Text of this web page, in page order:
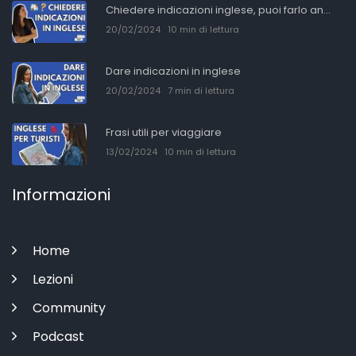
Chiedere indicazioni inglese, puoi farlo an...
20/02/2024 10 min di lettura
Dare indicazioni in inglese
20/02/2024 7 min di lettura
Frasi utili per viaggiare
13/02/2024 10 min di lettura
Informazioni
Home
Lezioni
Community
Podcast